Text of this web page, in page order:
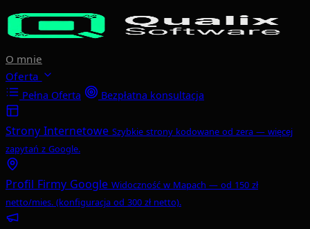
Przejdź do głównej treści
O mnie
Oferta
Pełna Oferta Bezpłatna konsultacja
Strony Internetowe Szybkie strony kodowane od zera — więcej
zapytań z Google.
Profil Firmy Google Widoczność w Mapach — od 150 zł
netto/mies. (konfiguracja od 300 zł netto).